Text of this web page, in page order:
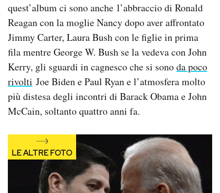
quest’album ci sono anche l’abbraccio di Ronald
Reagan con la moglie Nancy dopo aver affrontato
Jimmy Carter, Laura Bush con le figlie in prima
fila mentre George W. Bush se la vedeva con John
Kerry, gli sguardi in cagnesco che si sonoda poco
rivolti Joe Biden e Paul Ryan e l’atmosfera molto
più distesa degli incontri di Barack Obama e John
McCain, soltanto quattro anni fa.